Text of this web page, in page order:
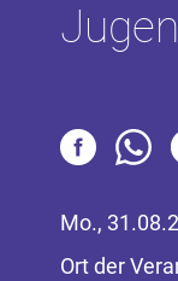
Mo.,
Ort der